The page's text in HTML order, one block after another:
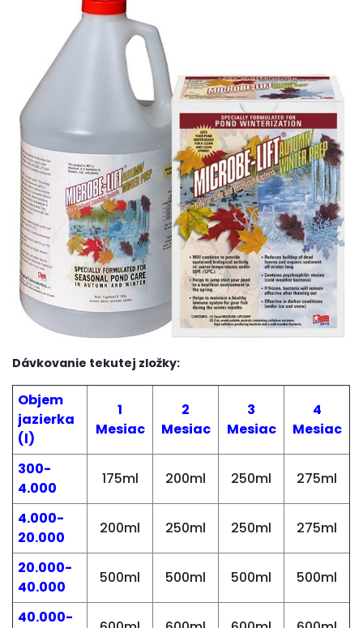
Dávkovanie tekutej zložky:
Objem
jazierka
(l)
1
Mesiac
2
Mesiac
3
Mesiac
4
Mesiac
300-
4.000
175ml 200ml 250ml 275ml
4.000-
20.000
200ml 250ml 250ml 275ml
20.000-
40.000
500ml 500ml 500ml 500ml
40.000-